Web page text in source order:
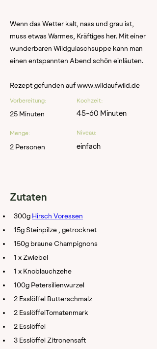
Wenn das Wetter kalt, nass und grau ist,
muss etwas Warmes, Kräftiges her. Mit einer
wunderbaren Wildgulaschsuppe kann man
einen entspannten Abend schön einläuten.
Rezept gefunden aufwww.wildaufwild.de
Vorbereitung:
25 Minuten
Menge:
2 Personen
Kochzeit:
45-60 Minuten
Niveau:
einfach
Zutaten
300g Hirsch Voressen
15g Steinpilze , getrocknet
150g braune Champignons
1 x Zwiebel
1 x Knoblauchzehe
100g Petersilienwurzel
2 Esslöffel Butterschmalz
2 EsslöffelTomatenmark
2 Esslöffel
3 Esslöffel Zitronensaft